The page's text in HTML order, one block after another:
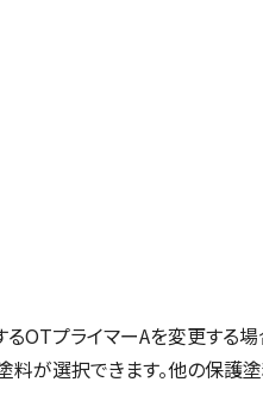
プライマーAを変更する場
が選択できます。他の保護